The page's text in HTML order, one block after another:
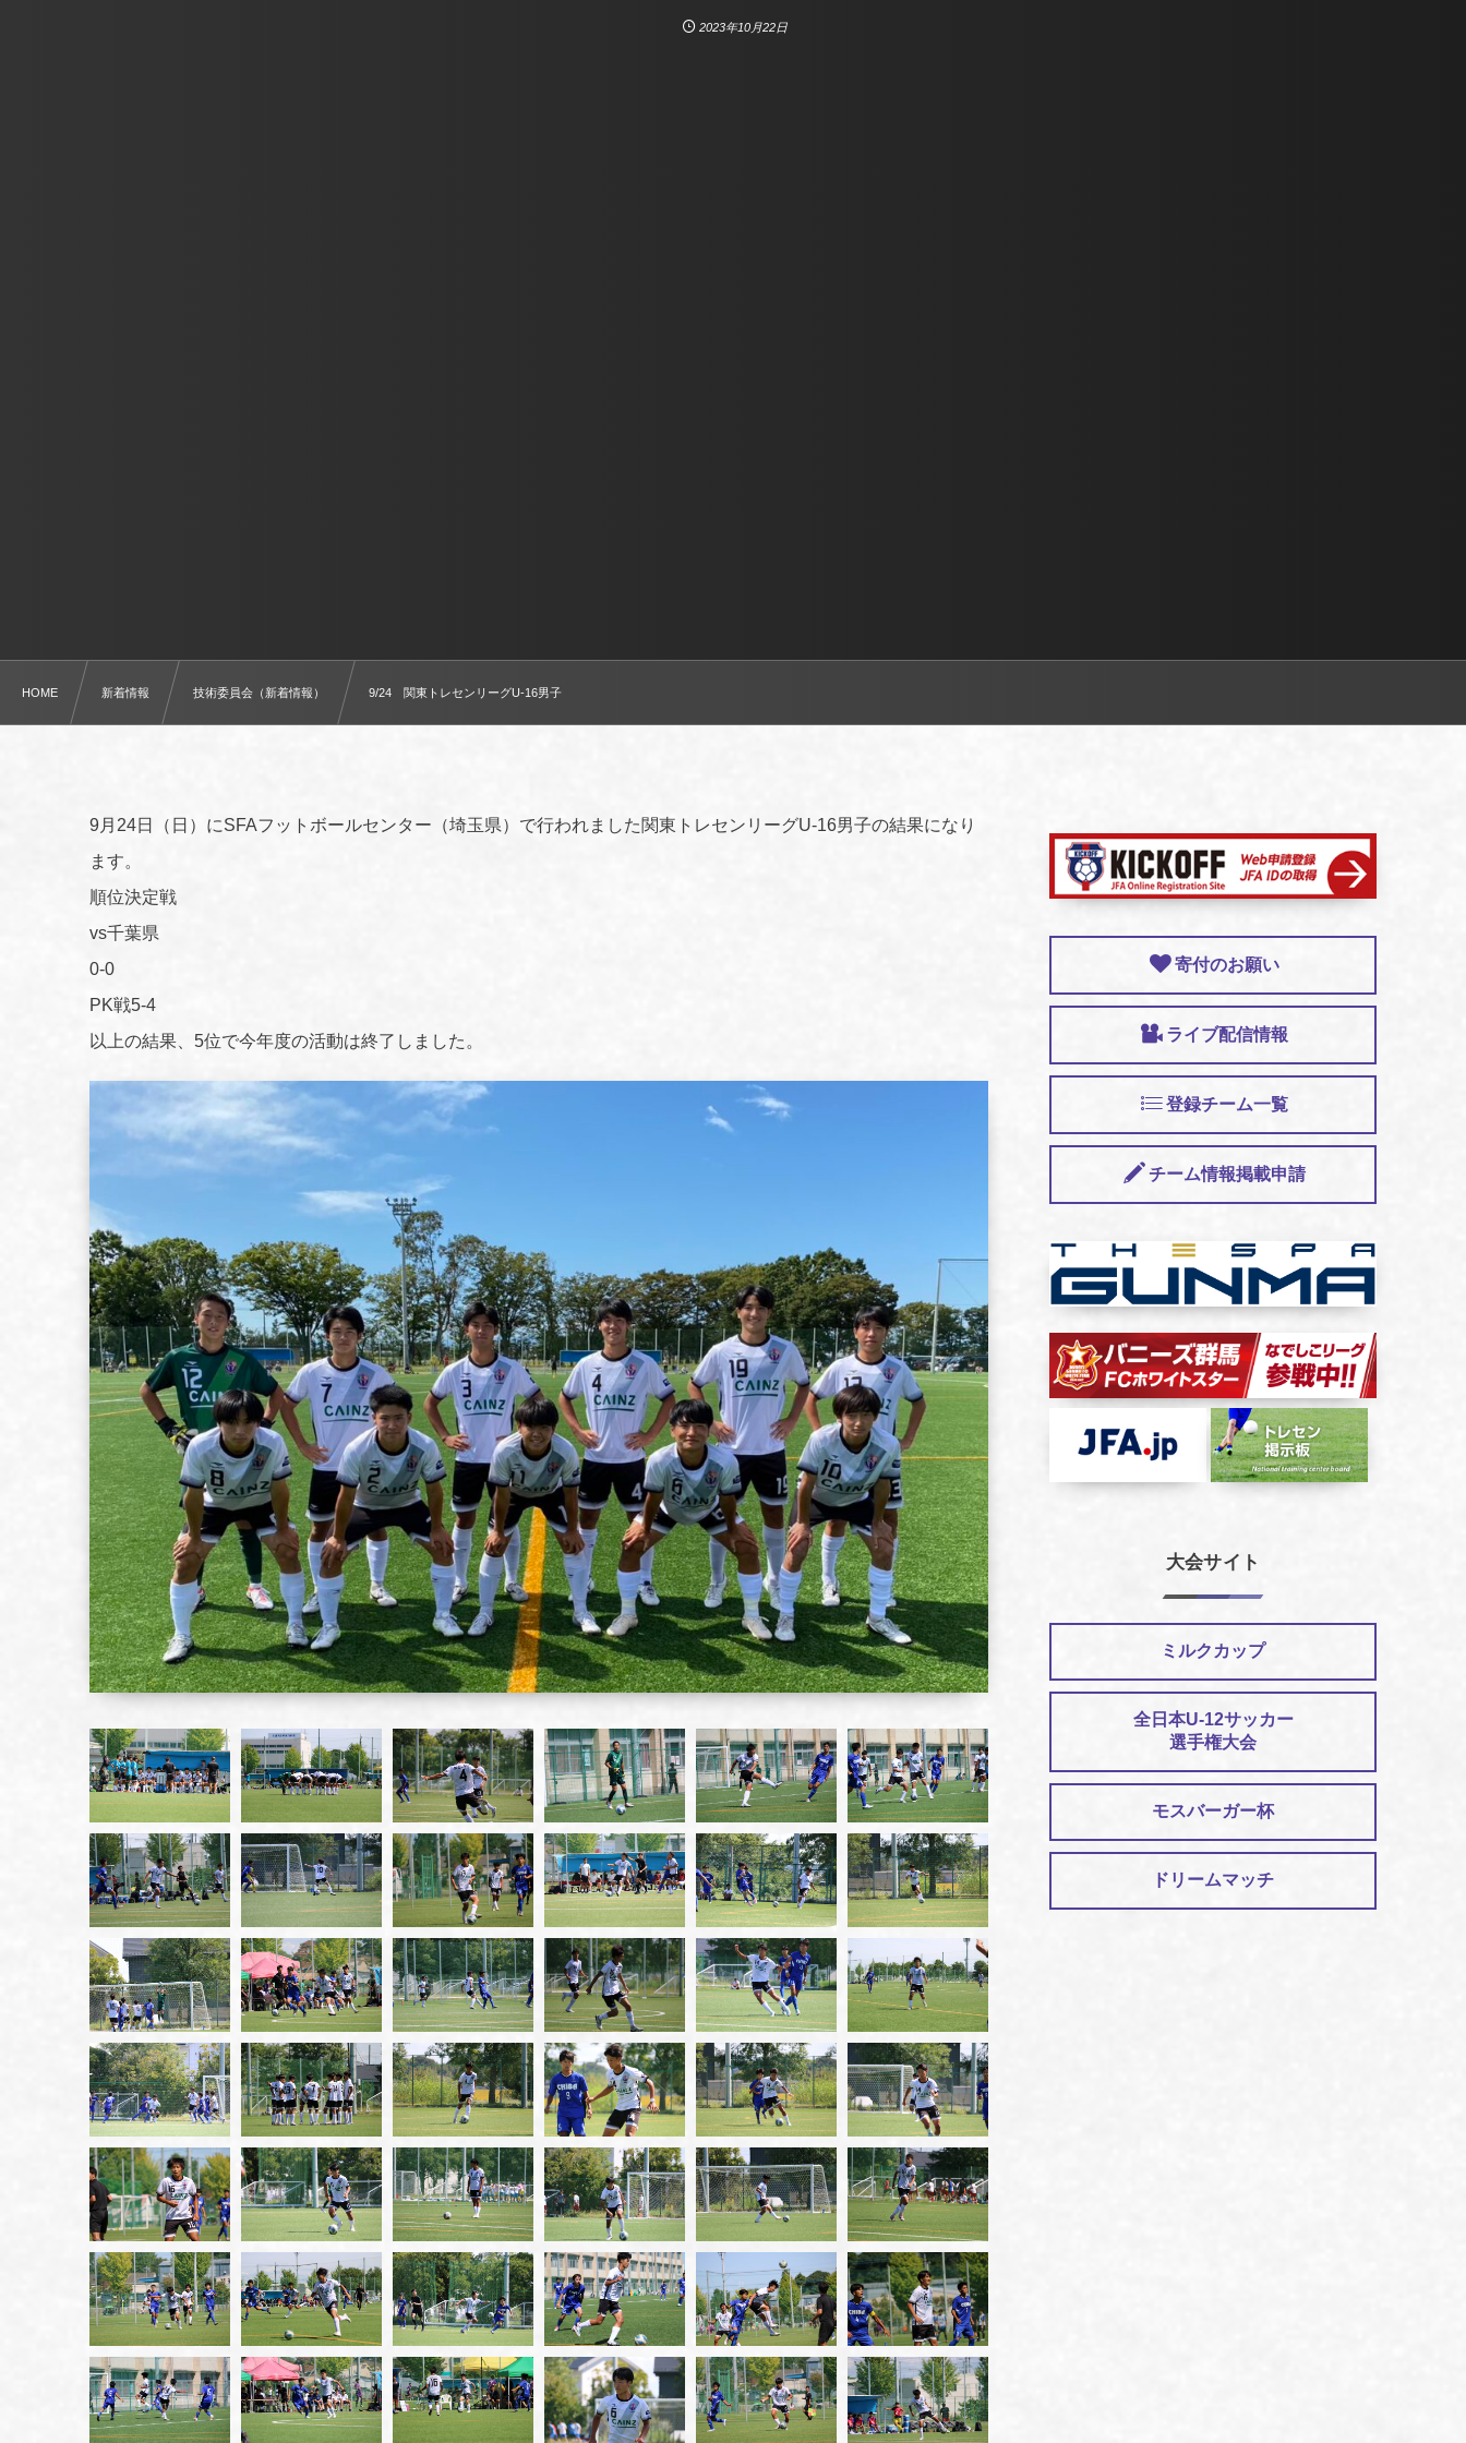
2023年10月22日
HOME 新着情報 技術委員会（新着情報） 9/24 関東トレセンリーグU-16男子
9月24日（日）にSFAフットボールセンター（埼玉県）で行われました関東トレセンリーグU-16男子の結果になり
ます。
順位決定戦
vs千葉県
0-0
PK戦5-4
以上の結果、5位で今年度の活動は終了しました。
寄付のお願い
ライブ配信情報
登録チーム一覧
チーム情報掲載申請
大会サイト
ミルクカップ
全日本U-12サッカー
選手権大会
モスバーガー杯
ドリームマッチ